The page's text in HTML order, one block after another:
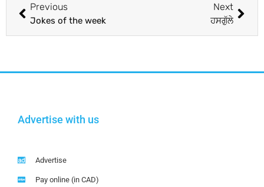
Previous
Jokes of the week
Next
ਹਸਗੁੱਲੇ
Advertise with us
Advertise
Pay online (in CAD)